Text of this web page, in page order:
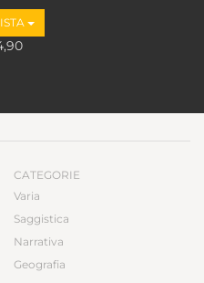
CATEGORIE
Varia
Saggistica
Narrativa
Geografia